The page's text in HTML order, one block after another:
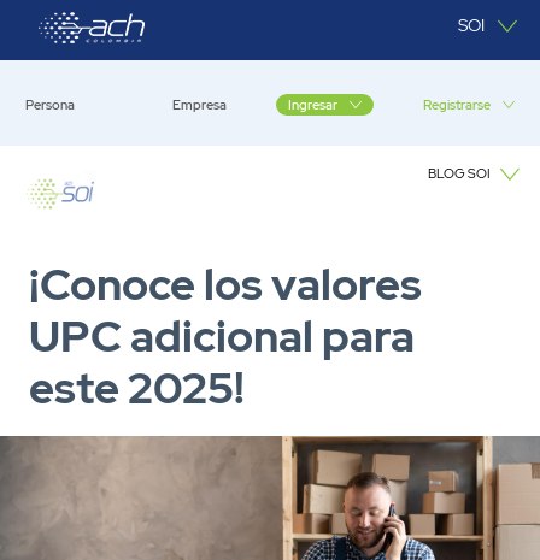
Saltar al contenido principal SOI
Persona Empresa Ingresar Registrarse
BLOG SOI
¡Conoce los valores
UPC adicional para
este 2025!